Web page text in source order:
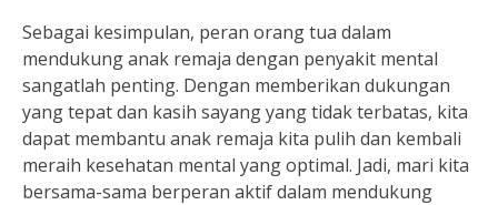
Sebagai kesimpulan, peran orang tua dalam
mendukung anak remaja dengan penyakit mental
sangatlah penting. Dengan memberikan dukungan
yang tepat dan kasih sayang yang tidak terbatas, kita
dapat membantu anak remaja kita pulih dan kembali
meraih kesehatan mental yang optimal. Jadi, mari kita
bersama-sama berperan aktif dalam mendukung